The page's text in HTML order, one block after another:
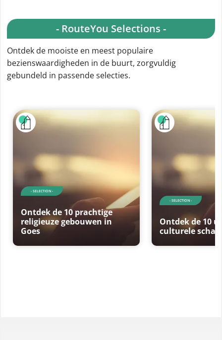
- RouteYou Selections -
Ontdek de mooiste en meest populaire
bezienswaardigheden in de buurt, zorgvuldig
gebundeld in passende selecties.
- SELECTION -
Ontdek de 10 prachtige
religieuze gebouwen in
Goes
- SELECTION -
Ontdek de 10
culturele